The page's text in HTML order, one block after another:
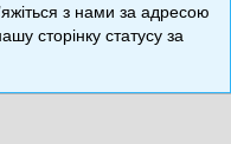
з нами за адресою
сторінку статусу за